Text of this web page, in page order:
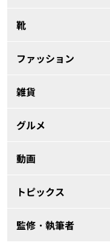
靴
ファッション
雑貨
グルメ
動画
トピックス
監修・執筆者